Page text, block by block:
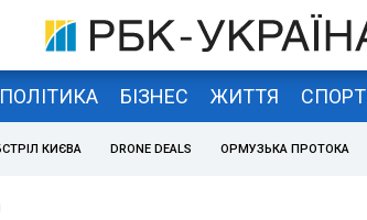
ПОЛІТИКА БІЗНЕС ЖИТТЯ СПОРТ
КИЄВА DRONE DEALS ОРМУЗЬКА ПРОТОКА